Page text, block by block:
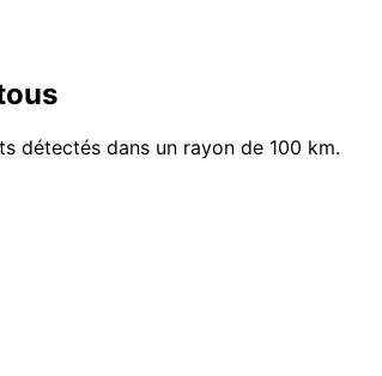
détectés dans un rayon de 100 km.